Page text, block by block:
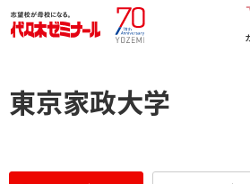
東京家政大学